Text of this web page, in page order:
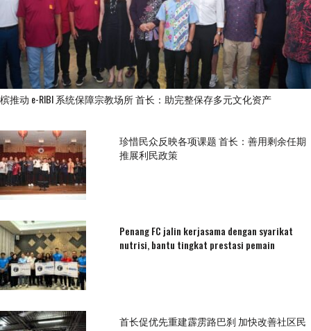
槟推动 e-RIBI 系统保障宗教场所 首长：助完整保存多元文化资产
珍惜民众反映各项课题 首长：善用剩余任期
推展利民政策
Penang FC jalin kerjasama dengan syarikat
nutrisi, bantu tingkat prestasi pemain
首长促优先重建霹雳路巴刹 加快改善社区民